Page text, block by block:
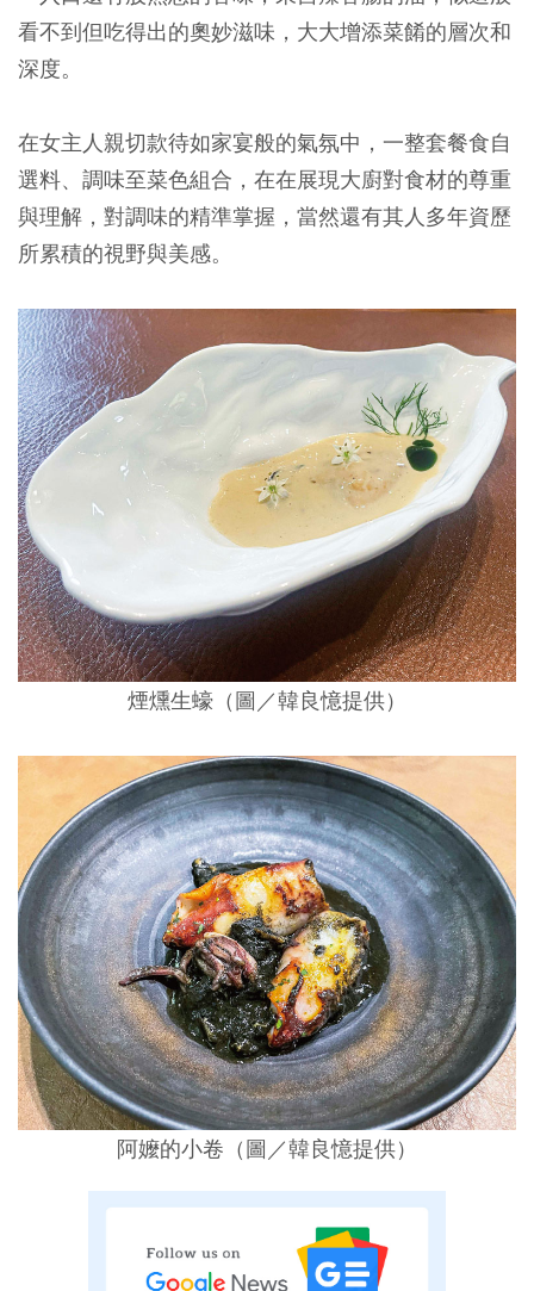
看不到但吃得出的奧妙滋味，大大增添菜餚的層次和
深度。
在女主人親切款待如家宴般的氣氛中，一整套餐食自
選料、調味至菜色組合，在在展現大廚對食材的尊重
與理解，對調味的精準掌握，當然還有其人多年資歷
所累積的視野與美感。
煙燻生蠔（圖／韓良憶提供）
阿嬤的小卷（圖／韓良憶提供）